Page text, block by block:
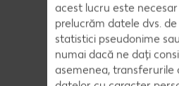
acest lucru este
prelucrăm datele dvs.
statistici pseudonime
numai dacă ne dați
asemenea,